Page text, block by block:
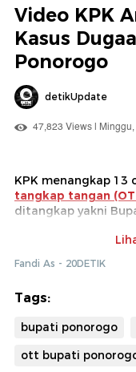
Video KPK
Kasus
Ponorogo
detikUpdate
47,823 Views |
KPK menangkap 13
tangkap tangan
ditangkap yakni
Bupati Ponorogo
jabatan di
Fandi As - 20DETIK
Tags:
bupati ponorogo
ott bupati